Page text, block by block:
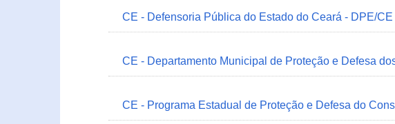
CE - Defensoria Pública do Estado do Ceará - DPE/CE
CE - Departamento Municipal de Proteção e Defesa
CE - Programa Estadual de Proteção e Defesa do